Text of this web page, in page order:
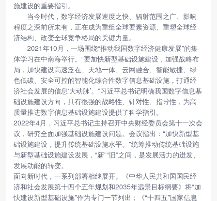
施建设的重要指引。
当今时代，数字经济发展速度之快、辐射范围之广、影响
程度之深前所未有，正在成为重组全球要素资源、重塑全球经
济结构、改变全球竞争格局的关键力量。
2021年10月，一场围绕“推动我国数字经济健康发展”的集
体学习在中南海举行。“要加快新型基础设施建设，加强战略布
局，加快建设高速泛在、天地一体、云网融合、智能敏捷、绿
色低碳、安全可控的智能化综合性数字信息基础设施，打通经
济社会发展的信息‘大动脉’。”习近平总书记明确我国数字信息基
础设施建设方向，具有很强的战略性、针对性、指导性，为高
质量推进数字信息基础设施建设提供了科学指引。
2022年4月，习近平总书记主持召开中央财经委员会第十一次会
议，研究全面加强基础设施建设问题。会议指出：“加快新型基
础设施建设，提升传统基础设施水平。”统筹推动传统基础设施
与新型基础设施建设发展，“新”“旧”之间，是发展活力的迸发、
发展动能的转变。
面向新时代，一系列部署相继展开。《中华人民共和国国民经
济和社会发展第十四个五年规划和2035年远景目标纲要》将“加
快建设新型基础设施”作为专门一节列出；《“十四五”国家信息